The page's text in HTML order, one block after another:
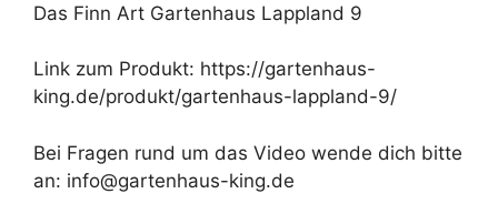
Das Finn Art Gartenhaus Lappland 9
Link zum Produkt: https://gartenhaus-
king.de/produkt/gartenhaus-lappland-9/
Bei Fragen rund um das Video wende dich bitte
an: info@gartenhaus-king.de